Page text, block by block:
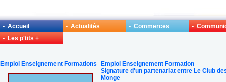
Emploi Enseignement Formations
Emploi Enseignement Formation
Signature d'un partenariat entre Le Club
Monge
• Accueil • Actualités • Commerces
•
• Les p'tits +